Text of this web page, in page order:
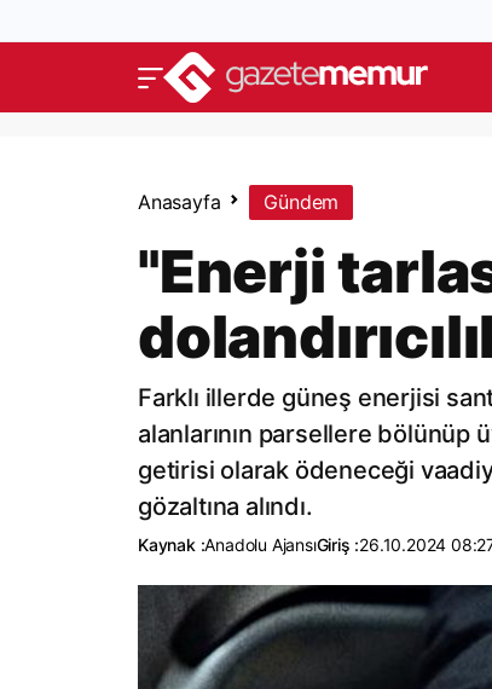
Anasayfa Gündem
"Enerji
Farklı illerde güneş enerjisi
alanlarının parsellere bölünüp
getirisi olarak ödeneceği
gözaltına alındı.
Kaynak :Anadolu AjansıGiriş :26.10.2024